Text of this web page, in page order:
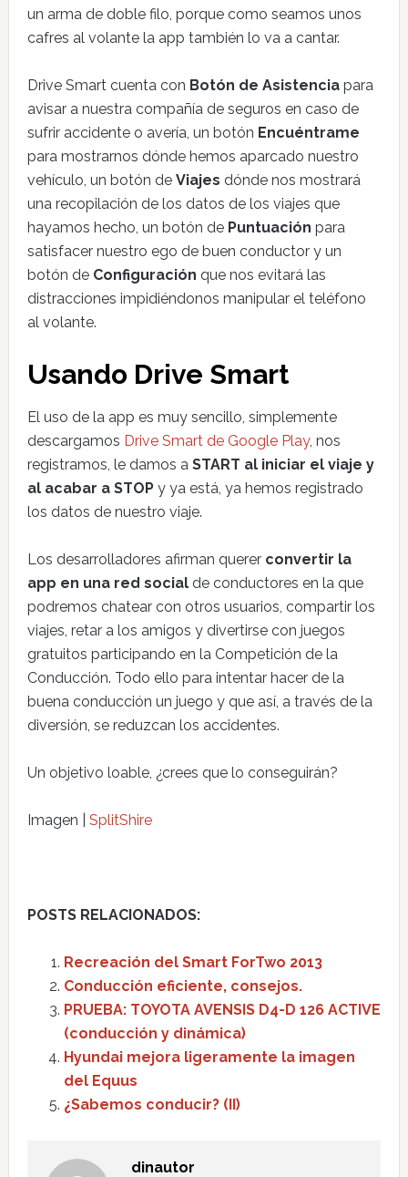
un arma de doble filo, porque como seamos unos
cafres al volante la app también lo va a cantar.
Drive Smart cuenta con Botón de Asistenciapara
avisar a nuestra compañía de seguros en caso de
sufrir accidente o avería, un botón Encuéntrame
para mostrarnos dónde hemos aparcado nuestro
vehículo, un botón de Viajes dónde nos mostrará
una recopilación de los datos de los viajes que
hayamos hecho, un botón de Puntuación para
satisfacer nuestro ego de buen conductor y un
botón de Configuración que nos evitará las
distracciones impidiéndonos manipular el teléfono
al volante.
Usando Drive Smart
El uso de la app es muy sencillo, simplemente
descargamos Drive Smart de Google Play, nos
registramos, le damos a START al iniciar el viaje y
al acabar a STOPy ya está, ya hemos registrado
los datos de nuestro viaje.
Los desarrolladores afirman querer convertir la
app en una red socialde conductores en la que
podremos chatear con otros usuarios, compartir los
viajes, retar a los amigos y divertirse con juegos
gratuitos participando en la Competición de la
Conducción. Todo ello para intentar hacer de la
buena conducción un juego y que así, a través de la
diversión, se reduzcan los accidentes.
Un objetivo loable, ¿crees que lo conseguirán?
Imagen | SplitShire
POSTS RELACIONADOS:
Recreación del Smart ForTwo 2013
Conducción eficiente, consejos.
PRUEBA: TOYOTA AVENSIS D4-D 126 ACTIVE
(conducción y dinámica)
Hyundai mejora ligeramente la imagen
del Equus
¿Sabemos conducir? (II)
dinautor